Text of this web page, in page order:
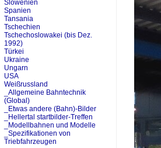
Slowenien
Spanien
Tansania
Tschechien
Tschechoslowakei (bis Dez.
1992)
Türkei
Ukraine
Ungarn
USA
Weißrussland
_Allgemeine Bahntechnik
(Global)
_Etwas andere (Bahn)-Bilder
_Hellertal startbilder-Treffen
_Modellbahnen und Modelle
_Spezifikationen von
Triebfahrzeugen